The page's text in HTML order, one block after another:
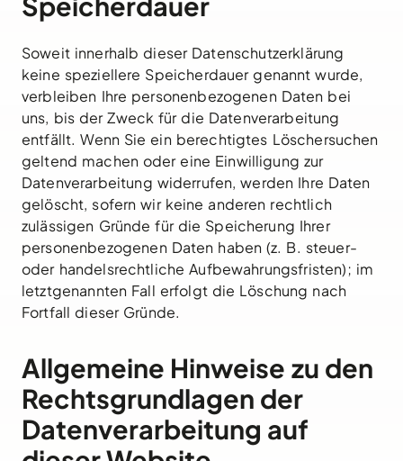
Soweit innerhalb dieser Datenschutzerklärung
keine speziellere Speicherdauer genannt wurde,
verbleiben Ihre personenbezogenen Daten bei
uns, bis der Zweck für die Datenverarbeitung
entfällt. Wenn Sie ein berechtigtes Löschersuchen
geltend machen oder eine Einwilligung zur
Datenverarbeitung widerrufen, werden Ihre Daten
gelöscht, sofern wir keine anderen rechtlich
zulässigen Gründe für die Speicherung Ihrer
personenbezogenen Daten haben (z. B. steuer-
oder handelsrechtliche Aufbewahrungsfristen); im
letztgenannten Fall erfolgt die Löschung nach
Fortfall dieser Gründe.
Allgemeine Hinweise zu den
Rechtsgrundlagen der
Datenverarbeitung auf